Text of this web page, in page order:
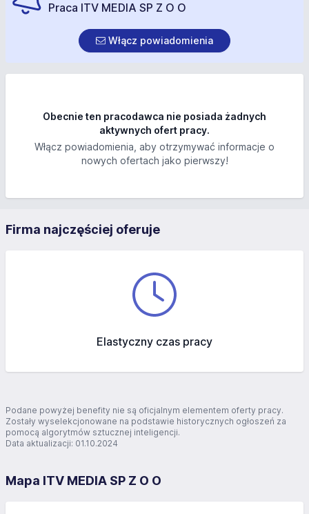
Praca ITV MEDIA SP Z O O
Włącz powiadomienia
Obecnie ten pracodawca nie posiada żadnych
aktywnych ofert pracy.
Włącz powiadomienia, aby otrzymywać informacje o
nowych ofertach jako pierwszy!
Firma najczęściej oferuje
Elastyczny czas pracy
Podane powyżej benefity nie są oficjalnym elementem oferty pracy.
Zostały wyselekcjonowane na podstawie historycznych ogłoszeń za
pomocą algorytmów sztucznej inteligencji.
Data aktualizacji: 01.10.2024
Mapa ITV MEDIA SP Z O O